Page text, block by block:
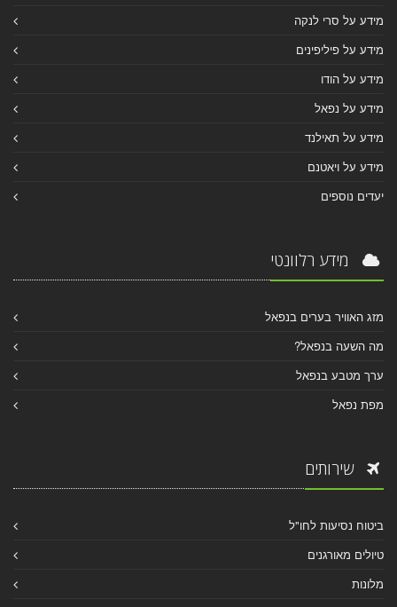
מידע על סרי לנקה
מידע על פיליפינים
מידע על הודו
מידע על נפאל
מידע על תאילנד
מידע על ויאטנם
יעדים נוספים
מידע רלוונטי
מזג האוויר בערים בנפאל
מה השעה בנפאל?
ערך מטבע בנפאל
מפת נפאל
שירותים
ביטוח נסיעות לחו"ל
טיולים מאורגנים
מלונות